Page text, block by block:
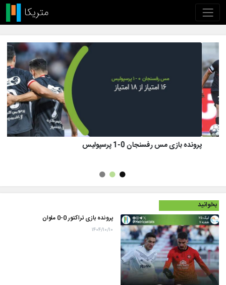
پرونده بازی تراکتور 1 (8)-(7) 1 پرسپولیس
بخوانید
پرونده بازی تراکتور 0-0 ملوان
۱۴۰۴/۱۰/۱۰